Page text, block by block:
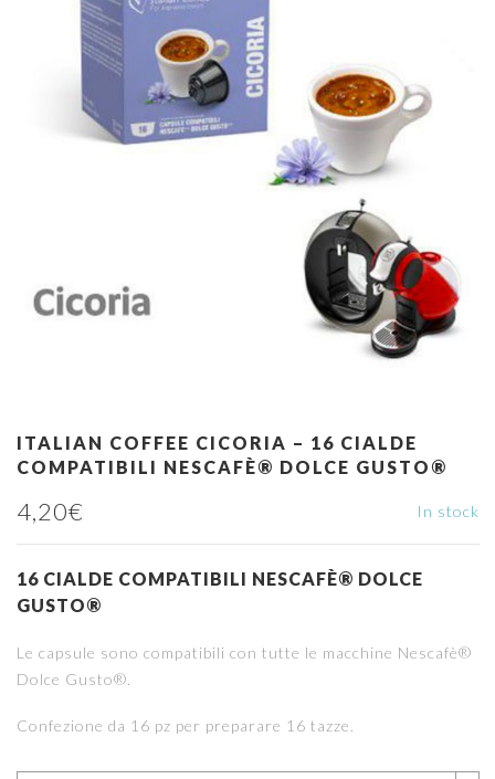
ITALIAN COFFEE CICORIA – 16 CIALDE
COMPATIBILI NESCAFÈ® DOLCE GUSTO®
4,20€ In stock
16 CIALDE COMPATIBILI NESCAFÈ® DOLCE
GUSTO®
Le capsule sono compatibili con tutte le macchine Nescafè®
Dolce Gusto®.
Confezione da 16 pz per preparare 16 tazze.